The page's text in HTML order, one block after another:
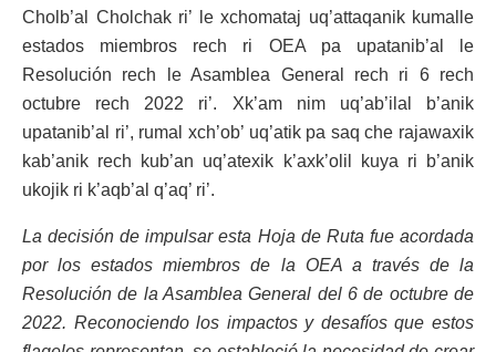
Cholb’al Cholchak ri’ le xchomataj uq’attaqanik kumalle
estados miembros rech ri OEA pa upatanib’al le
Resolución rech le Asamblea General rech ri 6 rech
octubre rech 2022 ri’. Xk’am nim uq’ab’ilal b’anik
upatanib’al ri’, rumal xch’ob’ uq’atik pa saq che rajawaxik
kab’anik rech kub’an uq’atexik k’axk’olil kuya ri b’anik
ukojik ri k’aqb’al q’aq’ ri’.
La decisión de impulsar esta Hoja de Ruta fue acordada
por los estados miembros de la OEA a través de la
Resolución de la Asamblea General del 6 de octubre de
2022. Reconociendo los impactos y desafíos que estos